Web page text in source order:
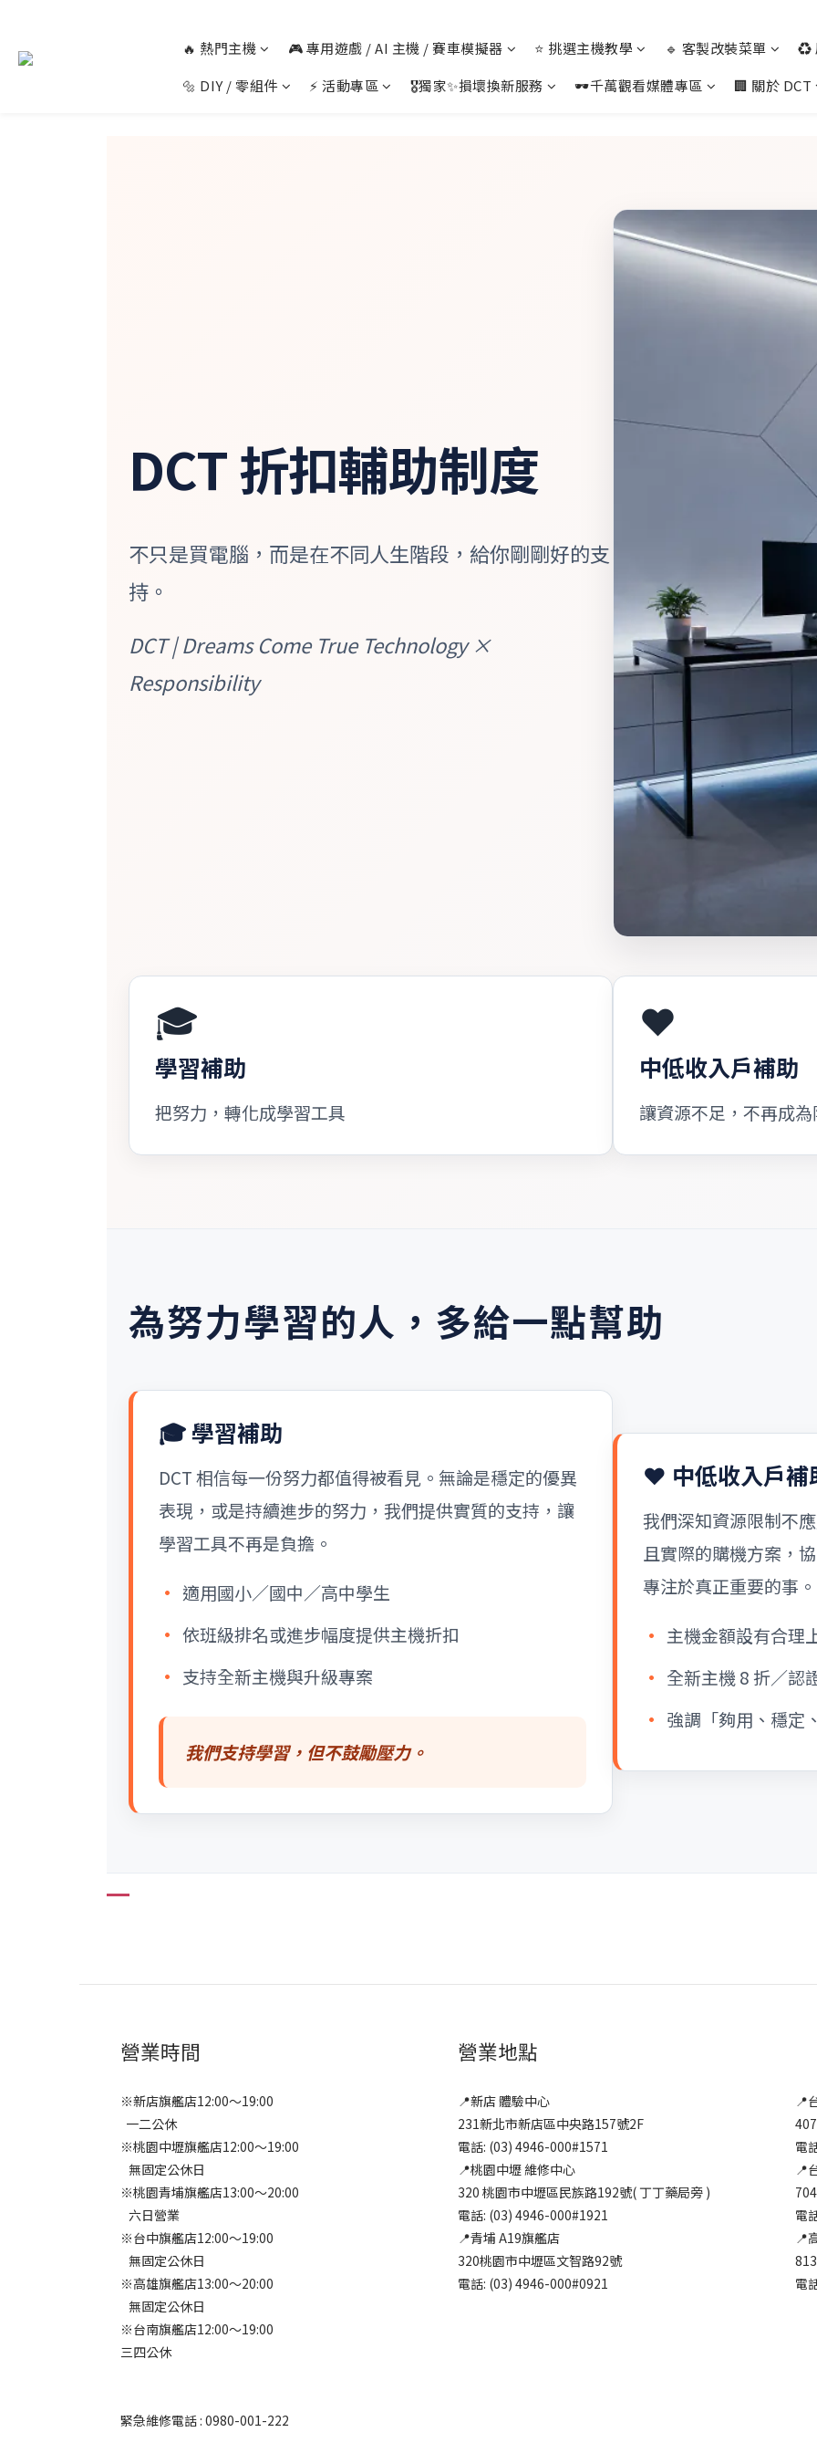
🔥 熱門主機 🎮 專用遊戲 / AI 主機 / 賽車模擬器 ⭐ 挑選主機教學 🔹 客製改裝菜單
♻️
🔩 DIY / 零組件
⚡ 活動專區 🎖️獨家✨損壞換新服務 🕶️千萬觀看媒體專區 🏢 關於 DCT
DCT 折扣輔助制度
不只是買電腦，而是在不同人生階段，給你剛剛好的支
持。
DCT | Dreams Come True Technology ×
Responsibility
🎓
學習補助
把努力，轉化成學習工具
❤️
中低收入戶補助
讓資源不足，不再成
為努力學習的人，多給一點幫助
🎓 學習補助
DCT 相信每一份努力都值得被看見。無論是穩定的優異
表現，或是持續進步的努力，我們提供實質的支持，讓
學習工具不再是負擔。
適用國小／國中／高中學生
依班級排名或進步幅度提供主機折扣
支持全新主機與升級專案
我們支持學習，但不鼓勵壓力。
❤️ 中低收入戶補
我們深知資源限制不
且實際的購機方案，
專注於真正重要的事。
主機金額設有合理
全新主機 8 折／認
強調「夠用、穩定
營業時間
※新店旗艦店12:00～19:00
一二公休
※桃園中壢旗艦店12:00～19:00
無固定公休日
※桃園青埔旗艦店13:00～20:00
六日營業
※台中旗艦店12:00～19:00
無固定公休日
※高雄旗艦店13:00～20:00
無固定公休日
※台南旗艦店12:00～19:00
三四公休
緊急維修電話 : 0980-001-222
營業地點
📍新店 體驗中心
231新北市新店區中央路157號2F
電話: (03) 4946-000#1571
📍桃園中壢 維修中心
320 桃園市中壢區民族路192號( 丁丁藥局旁 )
電話: (03) 4946-000#1921
📍青埔 A19旗艦店
320桃園市中壢區文智路92號
電話: (03) 4946-000#0921
📍
電
📍
電
📍
電